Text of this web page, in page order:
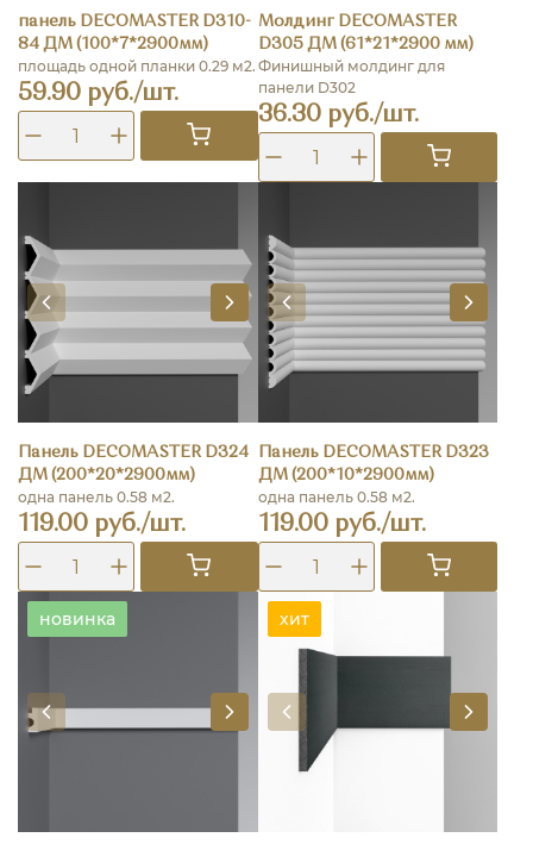
панель DECOMASTER D310-
84 ДМ (100*7*2900мм)
площадь одной планки 0.29 м2.
59.90 руб./шт.
Молдинг DECOMASTER
D305 ДМ (61*21*2900 мм)
Финишный молдинг для
панели D302
36.30 руб./шт.
Панель DECOMASTER D324
ДМ (200*20*2900мм)
одна панель 0.58 м2.
119.00 руб./шт.
Панель DECOMASTER D323
ДМ (200*10*2900мм)
одна панель 0.58 м2.
119.00 руб./шт.
новинка хит